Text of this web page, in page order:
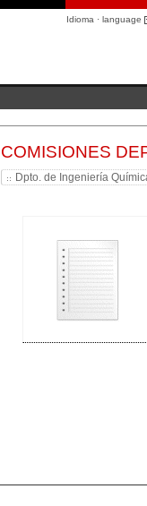
Idioma · language
COMISIONES
Dpto. de Ingeniería